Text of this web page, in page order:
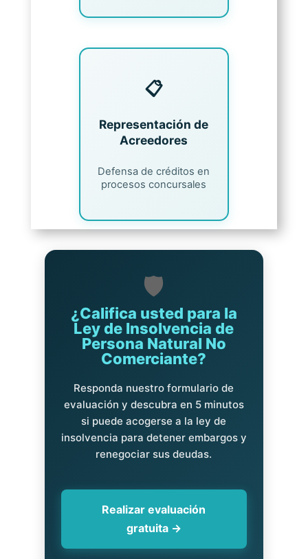
📋
Representación de
Acreedores
Defensa de créditos en
procesos concursales
🛡️
¿Califica usted para la
Ley de Insolvencia de
Persona Natural No
Comerciante?
Responda nuestro formulario de
evaluación y descubra en 5 minutos
si puede acogerse a la ley de
insolvencia para detener embargos y
renegociar sus deudas.
Realizar evaluación
gratuita →